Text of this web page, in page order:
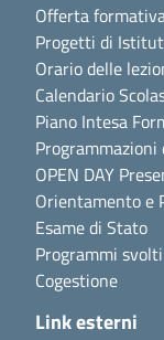
Offerta
Progetti di
Orario delle
Calendario
Piano Intesa
OPEN DAY
Orientamento e
Esame di Stato
Programmi
Cogestione
Link esterni